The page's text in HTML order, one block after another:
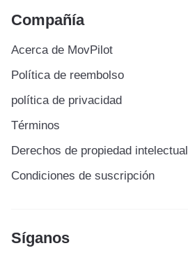
Compañía
Acerca de MovPilot
Política de reembolso
política de privacidad
Términos
Derechos de propiedad intelectual
Condiciones de suscripción
Síganos